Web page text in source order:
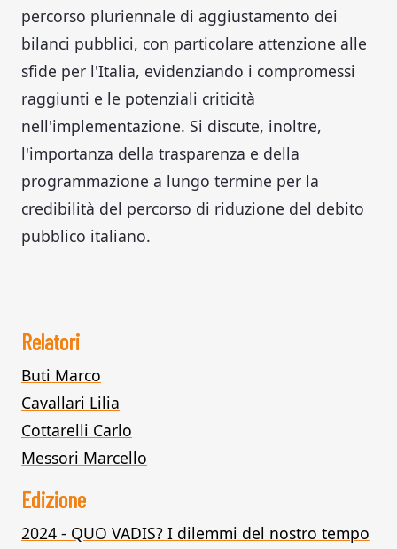
percorso pluriennale di aggiustamento dei
bilanci pubblici, con particolare attenzione alle
sfide per l'Italia, evidenziando i compromessi
raggiunti e le potenziali criticità
nell'implementazione. Si discute, inoltre,
l'importanza della trasparenza e della
programmazione a lungo termine per la
credibilità del percorso di riduzione del debito
pubblico italiano.
Relatori
Buti Marco
Cavallari Lilia
Cottarelli Carlo
Messori Marcello
Edizione
2024 - QUO VADIS? I dilemmi del nostro tempo